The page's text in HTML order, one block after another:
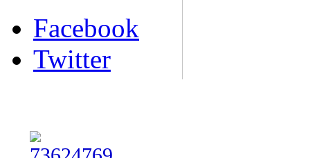
Facebook
Twitter